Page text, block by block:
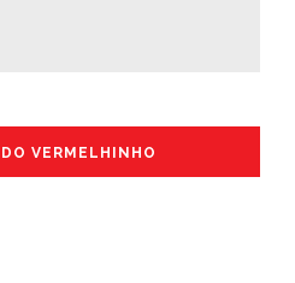
DO VERMELHINHO